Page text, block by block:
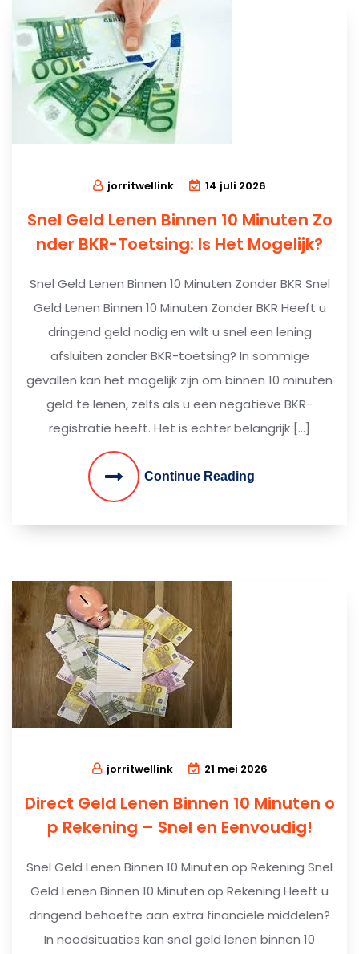
jorritwellink 14 juli 2026
Snel Geld Lenen Binnen 10 Minuten Zo
nder BKR-Toetsing: Is Het Mogelijk?
Snel Geld Lenen Binnen 10 Minuten Zonder BKR Snel
Geld Lenen Binnen 10 Minuten Zonder BKR Heeft u
dringend geld nodig en wilt u snel een lening
afsluiten zonder BKR-toetsing? In sommige
gevallen kan het mogelijk zijn om binnen 10 minuten
geld te lenen, zelfs als u een negatieve BKR-
registratie heeft. Het is echter belangrijk […]
Continue Reading
jorritwellink 21 mei 2026
Direct Geld Lenen Binnen 10 Minuten o
p Rekening – Snel en Eenvoudig!
Snel Geld Lenen Binnen 10 Minuten op Rekening Snel
Geld Lenen Binnen 10 Minuten op Rekening Heeft u
dringend behoefte aan extra financiële middelen?
In noodsituaties kan snel geld lenen binnen 10